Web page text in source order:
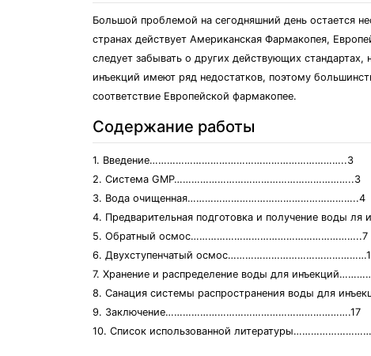
Большой проблемой на сегодняшний день остается
странах действует Американская Фармакопея,
следует забывать о других действующих
инъекций имеют ряд недостатков, поэтому
соответствие Европейской фармакопее.
Содержание работы
1. Введение…………………………………………………………..3
2. Система GMP……………………………………………………..3
3. Вода очищенная…………………………………………………..4
4. Предварительная подготовка и получение воды ля
5. Обратный осмос…………………………………………………..7
6. Двухступенчатый
7. Хранение и распределение воды для
8. Санация системы распространения воды для
9. Заключение……………………………………………………….17
10. Список использованной